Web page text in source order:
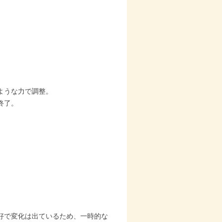
な力で調整。
。
変化は出ているため、一時的な